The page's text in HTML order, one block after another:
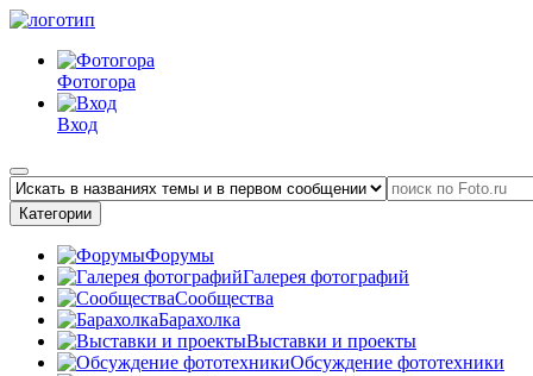
Фотогора
Вход
Категории
Форумы
Галерея фотографий
Сообщества
Барахолка
Выставки и проекты
Обсуждение фототехники